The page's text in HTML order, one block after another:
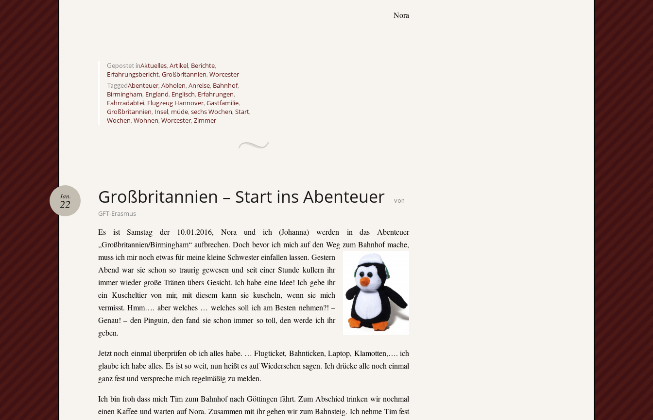
Nora
Gepostet inAktuelles, Artikel, Berichte,
Erfahrungsbericht, Großbritannien, Worcester
TaggedAbenteuer, Abholen, Anreise, Bahnhof,
Birmingham, England, Englisch, Erfahrungen,
Fahrradabtei, Flugzeug Hannover, Gastfamilie,
Großbritannien, Insel, müde, sechs Wochen, Start,
Wochen, Wohnen, Worcester, Zimmer
Großbritannien – Start ins Abenteuer
Jan.
22 von
GFT-Erasmus
Es ist Samstag der 10.01.2016, Nora und ich (Johanna) werden in das Abenteuer
„Großbritannien/Birmingham“ aufbrechen. Doch bevor ich mich auf den Weg zum Bahnhofmache,
muss ich mir noch etwas für meine kleineSchwester einfallen lassen. Gestern
Abend war sie schon so traurig gewesen und seit einer Stunde kullern ihr
immer wieder große Tränen übers Gesicht. Ich habe eine Idee! Ich gebe ihr
ein Kuscheltier von mir, mit diesem kann sie kuscheln, wenn sie mich
vermisst. Hmm…. aber welches … welches soll ich am Besten nehmen?! –
Genau! – den Pinguin, den fand sie schon immer so toll, den werde ich ihr
geben.
Jetzt noch einmal überprüfen ob ich alles habe. … Flugticket, Bahnticken, Laptop, Klamotten,…. ich
glaube ich habe alles. Es ist so weit, nun heißt es auf Wiedersehen sagen. Ich drücke allenoch einmal
ganz fest und verspreche mich regelmäßig zu melden.
Ich bin froh dass mich Tim zum Bahnhof nach Göttingen fährt. Zum Abschied trinken wirnochmal
einen Kaffee und warten auf Nora. Zusammen mit ihr gehen wir zum Bahnsteig. Ich nehme Tim fest